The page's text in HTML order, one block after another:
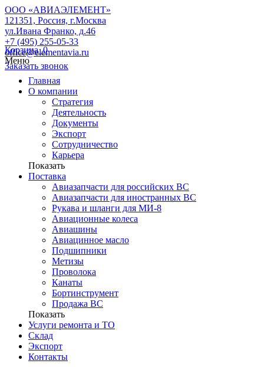
ООО «АВИАЭЛЕМЕНТ»
121351, Россия, г.Москва
ул.Ивана Франко, д.46
+7 (495) 255-05-33
office@elementavia.ru
Заказать звонок
Корзина0
Меню
Главная
О компании
Стратегия
Деятельность
Документы
Экспорт
Сотрудничество
Карьера
Показать
Поставка
Авиазапчасти для российских ВС
Авиазапчасти для иностранных ВС
Рукава и шланги для МИ-8
Авиационные колеса
Авиашины
Авиацинное масло
Подшипники
Метизы
Проволока
Канаты
Бортинструмент
Продажа ВС
Показать
Услуги ремонта и ТО
Склад
Экспорт
Контакты